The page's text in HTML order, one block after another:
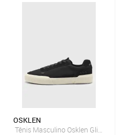
OSKLEN
Tênis Masculino Osklen Glide Preto